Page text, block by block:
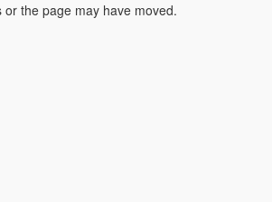
the page may have moved.